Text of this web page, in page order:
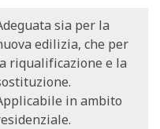
sia per la
edilizia, che per
riqualificazione e la
in ambito